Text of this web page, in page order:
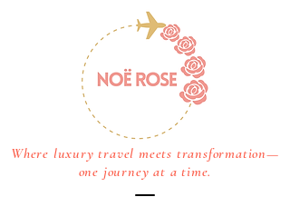
Where luxury travel meets transformation—
one journey at a time.